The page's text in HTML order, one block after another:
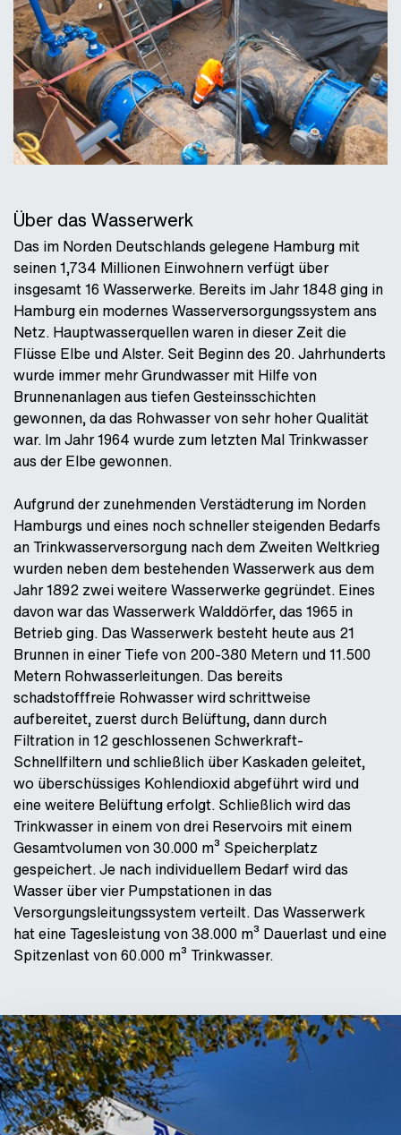
Über das Wasserwerk
Das im Norden Deutschlands gelegene Hamburg mit
seinen 1,734 Millionen Einwohnern verfügt über
insgesamt 16 Wasserwerke. Bereits im Jahr 1848 ging in
Hamburg ein modernes Wasserversorgungssystem ans
Netz. Hauptwasserquellen waren in dieser Zeit die
Flüsse Elbe und Alster. Seit Beginn des 20. Jahrhunderts
wurde immer mehr Grundwasser mit Hilfe von
Brunnenanlagen aus tiefen Gesteinsschichten
gewonnen, da das Rohwasser von sehr hoher Qualität
war. Im Jahr 1964 wurde zum letzten Mal Trinkwasser
aus der Elbe gewonnen.
Aufgrund der zunehmenden Verstädterung im Norden
Hamburgs und eines noch schneller steigenden Bedarfs
an Trinkwasserversorgung nach dem Zweiten Weltkrieg
wurden neben dem bestehenden Wasserwerk aus dem
Jahr 1892 zwei weitere Wasserwerke gegründet. Eines
davon war das Wasserwerk Walddörfer, das 1965 in
Betrieb ging. Das Wasserwerk besteht heute aus 21
Brunnen in einer Tiefe von 200-380 Metern und 11.500
Metern Rohwasserleitungen. Das bereits
schadstofffreie Rohwasser wird schrittweise
aufbereitet, zuerst durch Belüftung, dann durch
Filtration in 12 geschlossenen Schwerkraft-
Schnellfiltern und schließlich über Kaskaden geleitet,
wo überschüssiges Kohlendioxid abgeführt wird und
eine weitere Belüftung erfolgt. Schließlich wird das
Trinkwasser in einem von drei Reservoirs mit einem
Gesamtvolumen von 30.000 m³ Speicherplatz
gespeichert. Je nach individuellem Bedarf wird das
Wasser über vier Pumpstationen in das
Versorgungsleitungssystem verteilt. Das Wasserwerk
hat eine Tagesleistung von 38.000 m³ Dauerlast und eine
Spitzenlast von 60.000 m³ Trinkwasser.